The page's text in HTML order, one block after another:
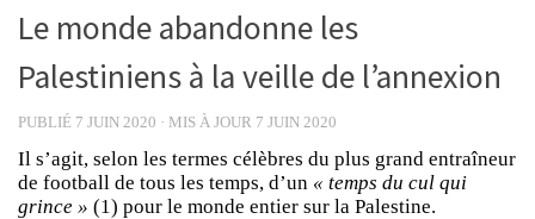
Le monde abandonne les
Palestiniens à la veille de l’annexion
PUBLIÉ 7 JUIN 2020 · MIS À JOUR 7 JUIN 2020
Il s’agit, selon les termes célèbres du plus grand entraîneur
de football de tous les temps, d’un « temps du cul qui
grince » (1) pour le monde entier sur la Palestine.